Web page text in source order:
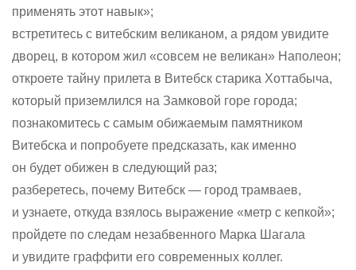
применять этот навык»;
встретитесь с витебским великаном, а рядом увидите
дворец, в котором жил «совсем не великан» Наполеон;
откроете тайну прилета в Витебск старика Хоттабыча,
который приземлился на Замковой горе города;
познакомитесь с самым обижаемым памятником
Витебска и попробуете предсказать, как именно
он будет обижен в следующий раз;
разберетесь, почему Витебск — город трамваев,
и узнаете, откуда взялось выражение «метр с кепкой»;
пройдете по следам незабвенного Марка Шагала
и увидите граффити его современных коллег.